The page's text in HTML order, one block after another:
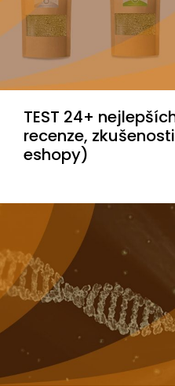
TEST 24+
recenze,
eshopy)